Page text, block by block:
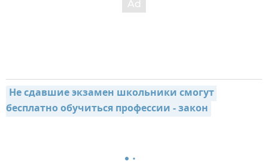
Не сдавшие экзамен школьники смогут
бесплатно обучиться профессии - закон